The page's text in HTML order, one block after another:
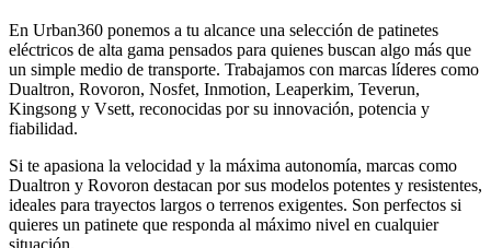
En Urban360 ponemos a tu alcance una selección de patinetes
eléctricos de alta gama pensados para quienes buscan algo más que
un simple medio de transporte. Trabajamos con marcas líderes como
Dualtron, Rovoron, Nosfet, Inmotion, Leaperkim, Teverun,
Kingsong y Vsett, reconocidas por su innovación, potencia y
fiabilidad.
Si te apasiona la velocidad y la máxima autonomía, marcas como
Dualtron y Rovoron destacan por sus modelos potentes y resistentes,
ideales para trayectos largos o terrenos exigentes. Son perfectos si
quieres un patinete que responda al máximo nivel en cualquier
situación.